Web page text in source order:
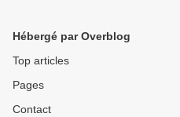
Hébergé par Overblog
Top articles
Pages
Contact